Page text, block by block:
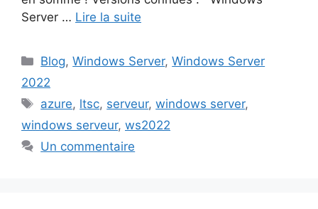
Server … Lire la suite
Catégories
Blog,Windows Server,Windows Server
2022
Étiquettes
azure, ltsc, serveur,windows server,
windows serveur, ws2022
Un commentaire